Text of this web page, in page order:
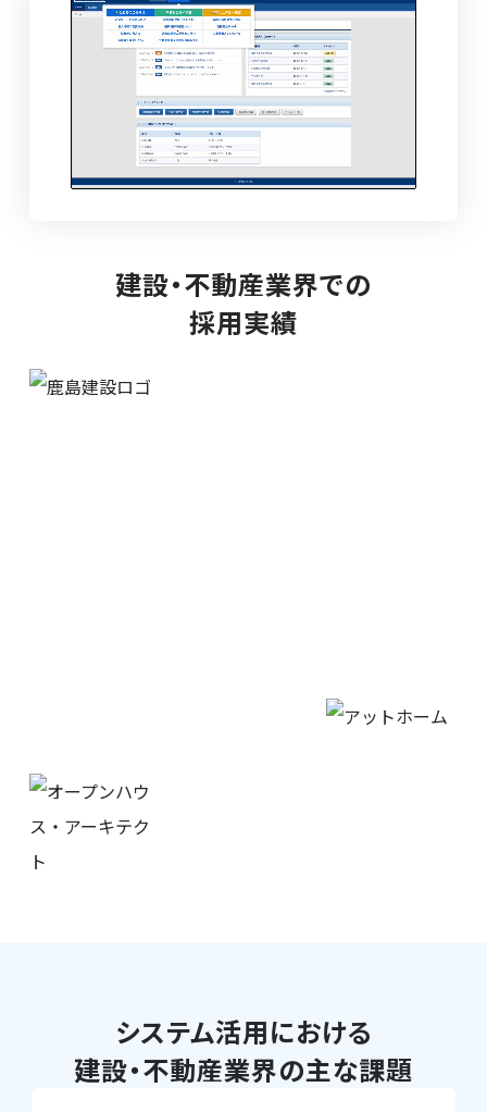
建設・不動産業界での
採用実績
システム活用における
建設・不動産業界の主な課題